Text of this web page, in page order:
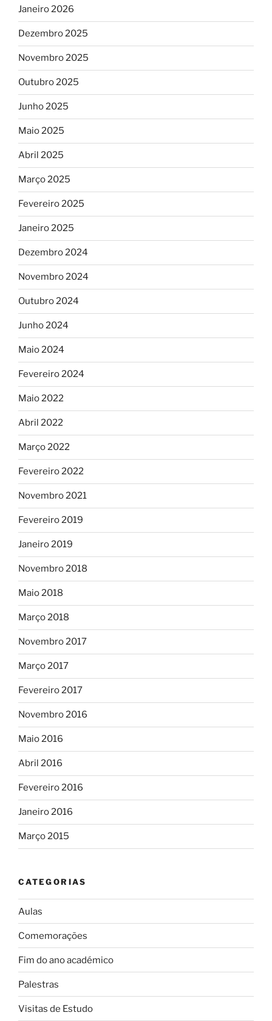
Janeiro 2026
Dezembro 2025
Novembro 2025
Outubro 2025
Junho 2025
Maio 2025
Abril 2025
Março 2025
Fevereiro 2025
Janeiro 2025
Dezembro 2024
Novembro 2024
Outubro 2024
Junho 2024
Maio 2024
Fevereiro 2024
Maio 2022
Abril 2022
Março 2022
Fevereiro 2022
Novembro 2021
Fevereiro 2019
Janeiro 2019
Novembro 2018
Maio 2018
Março 2018
Novembro 2017
Março 2017
Fevereiro 2017
Novembro 2016
Maio 2016
Abril 2016
Fevereiro 2016
Janeiro 2016
Março 2015
CATEGORIAS
Aulas
Comemorações
Fim do ano académico
Palestras
Visitas de Estudo